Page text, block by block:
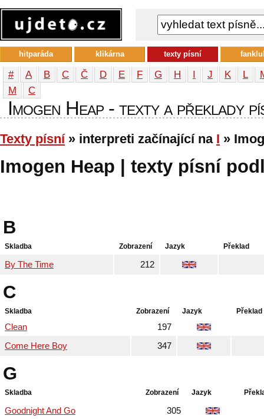
# A B C Č D E F G H I J K L
М
С
Imogen Heap - texty a překlady
Texty písní» interpreti začínající na I »
Imogen Heap | texty písní
B
Skladba Zobrazení Jazyk Překlad
By The Time 212
C
Skladba Zobrazení Jazyk Překlad
Clean
197
Come Here Boy
347
G
Skladba Zobrazení Jazyk
Goodnight And Go 305
hitparáda klikárna texty písní